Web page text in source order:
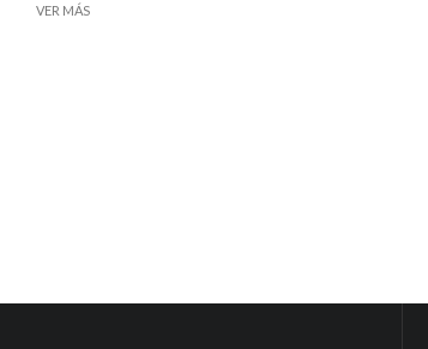
VER MÁS